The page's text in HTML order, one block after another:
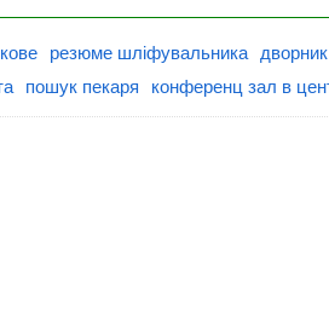
резюме шліфувальника
пошук пекаря конференц зал в